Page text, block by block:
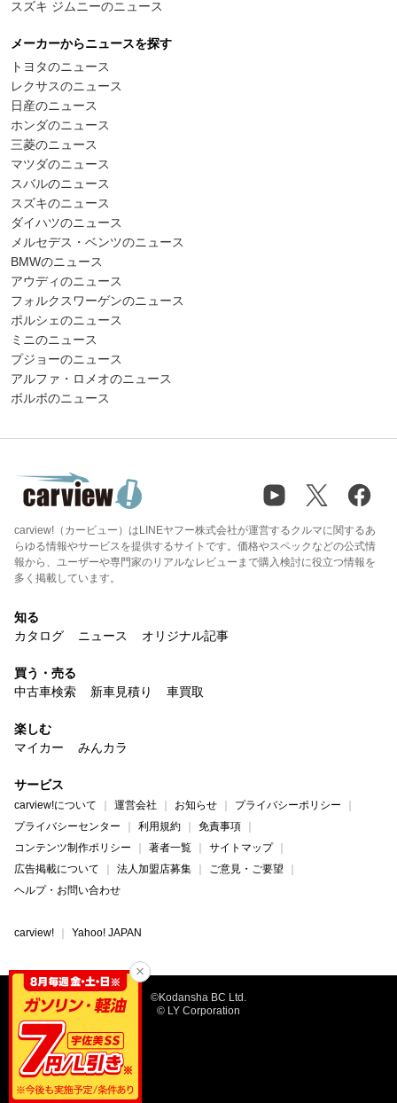
スズキ ジムニーのニュース
メーカーからニュースを探す
トヨタのニュース
レクサスのニュース
日産のニュース
ホンダのニュース
三菱のニュース
マツダのニュース
スバルのニュース
スズキのニュース
ダイハツのニュース
メルセデス・ベンツのニュース
BMWのニュース
アウディのニュース
フォルクスワーゲンのニュース
ポルシェのニュース
ミニのニュース
プジョーのニュース
アルファ・ロメオのニュース
ボルボのニュース
carview!（カービュー）はLINEヤフー株式会社が運営するクルマに関するあ
らゆる情報やサービスを提供するサイトです。価格やスペックなどの公式情
報から、ユーザーや専門家のリアルなレビューまで購入検討に役立つ情報を
多く掲載しています。
知る
カタログ
ニュース オリジナル記事
買う・売る
中古車検索
新車見積り 車買取
楽しむ
マイカー
みんカラ
サービス
carview!について 運営会社 お知らせ
プライバシーポリシー
プライバシーセンター
利用規約
免責事項
コンテンツ制作ポリシー
著者一覧
サイトマップ
広告掲載について
法人加盟店募集
ご意見・ご要望
ヘルプ・お問い合わせ
carview! Yahoo! JAPAN
©Kodansha BC Ltd.
© LY Corporation